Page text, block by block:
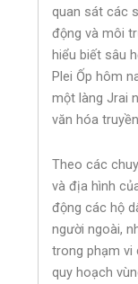
quan sát các
động và môi
hiểu biết sâu
Plei Ốp hôm
một làng Jrai
văn hóa
Theo các
và địa hình
động các hộ
người ngoài,
trong phạm vi
quy hoạch